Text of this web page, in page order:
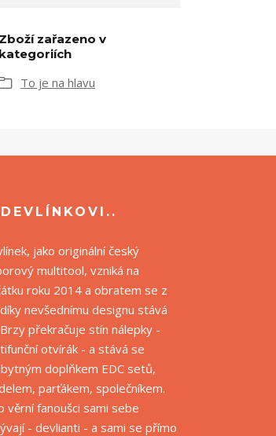
Zboží zařazeno v
kategoriích
To je na hlavu
jako originální český
multitool, vzniká na
roku 2014 a obratem se z
nevšednímu designu stává
překračuje stín nálepky -
otvírák - a stává se
doplňkem EDC setů,
parťákem, společníkem.
věrní fanoušci sami sebe
- devlianti - a sami se přímo